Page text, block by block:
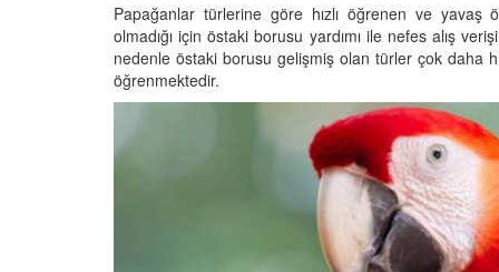
Papağanlar türlerine göre hızlı öğrenen ve yavaş
olmadığı için östaki borusu yardımı ile nefes alış
nedenle östaki borusu gelişmiş olan türler çok daha
öğrenmektedir.